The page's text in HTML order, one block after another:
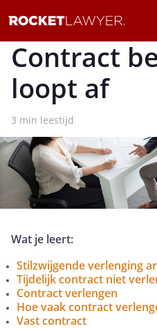
Contract
loopt af
3 min leestijd
Wat je leert:
Stilzwijgende verlenging
Tijdelijk contract niet
Contract verlengen
Hoe vaak contract
Vast contract